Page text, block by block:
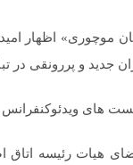
موچوری» اظهار
جدید و پررونقی در
های ویدئوکنفرانس
هیات رئیسه اتاق